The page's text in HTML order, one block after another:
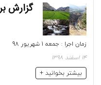
گزارش
زمان اجرا : جمعه 1 شهریور 98
14 اسفند 1398
بیشتر بخوانید +